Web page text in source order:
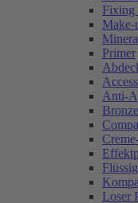
Fixing
Make-
Primer
Anti-
Loser